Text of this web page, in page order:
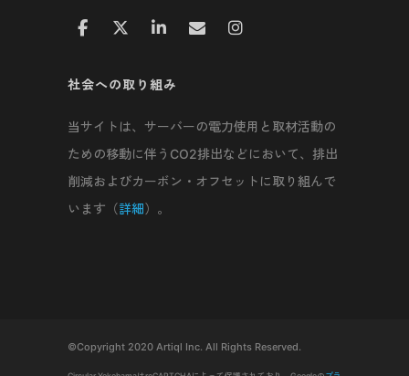
社会への取り組み
当サイトは、サーバーの電力使用と取材活動の
ための移動に伴うCO2排出などにおいて、排出
削減およびカーボン・オフセットに取り組んで
います（詳細）。
©Copyright 2020 Artiql Inc. All Rights Reserved.